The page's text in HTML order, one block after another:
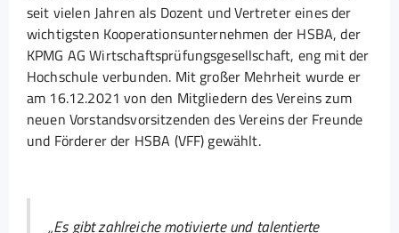
seit vielen Jahren als Dozent und Vertreter eines der
wichtigsten Kooperationsunternehmen der HSBA, der
KPMG AG Wirtschaftsprüfungsgesellschaft, eng mit der
Hochschule verbunden. Mit großer Mehrheit wurde er
am 16.12.2021 von den Mitgliedern des Vereins zum
neuen Vorstandsvorsitzenden des Vereins der Freunde
und Förderer der HSBA (VFF) gewählt.
„Es gibt zahlreiche motivierte und talentierte